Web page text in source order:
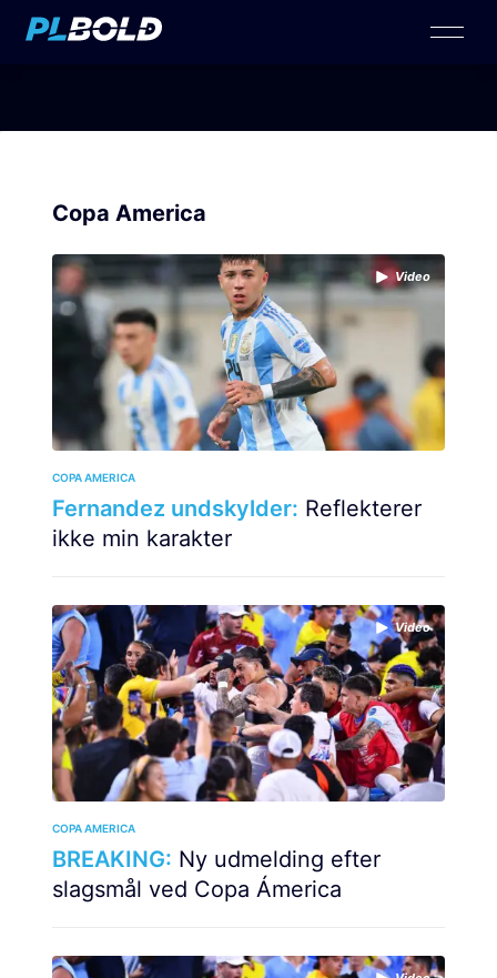
Copa America
Video
COPA AMERICA
Fernandez undskylder: Reflekterer
ikke min karakter
Video
COPA AMERICA
BREAKING: Ny udmelding efter
slagsmål ved Copa Ámerica